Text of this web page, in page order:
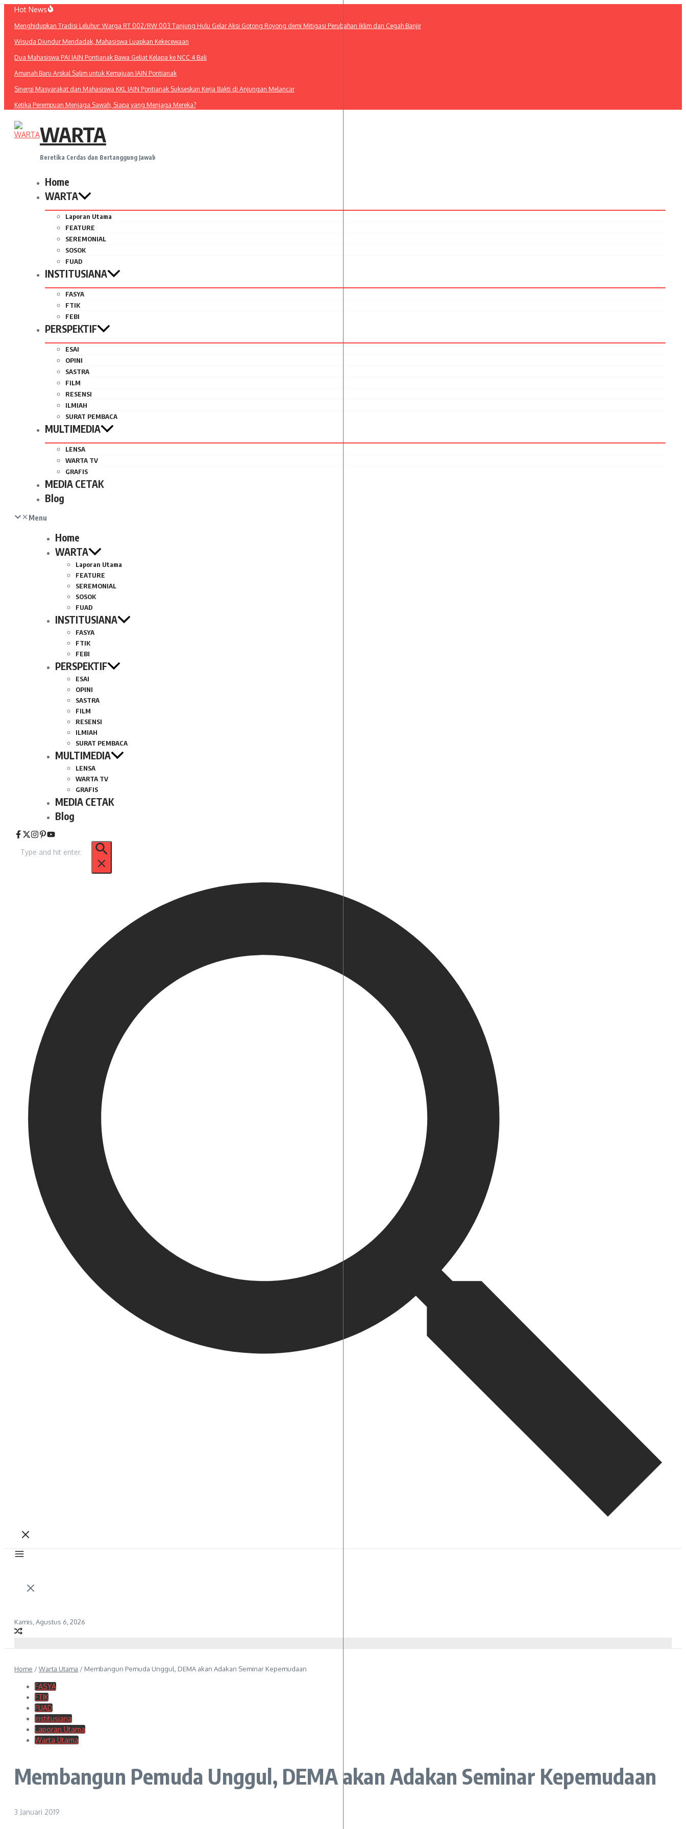
Lewati
konten
Hot News
Menghidupkan Tradisi Leluhur: Warga RT 002/RW 003 Tanjung Hulu Gelar Aksi Gotong Royong demi Mitigasi Perubahan Iklim dan Cegah Banjir
Wisuda Diundur Mendadak, Mahasiswa Luapkan Kekecewaan
Dua Mahasiswa PAI IAIN Pontianak Bawa Geliat Kelapa ke NCC 4 Bali
Amanah Baru Arskal Salim untuk Kemajuan IAIN Pontianak
Sinergi Masyarakat dan Mahasiswa KKL IAIN Pontianak Sukseskan Kerja Bakti di Anjungan Melancar
Ketika Perempuan Menjaga Sawah, Siapa yang Menjaga Mereka?
WARTA
Beretika Cerdas dan Bertanggung Jawab
Home
WARTA
Laporan Utama
FEATURE
SEREMONIAL
SOSOK
FUAD
INSTITUSIANA
FASYA
FTIK
FEBI
PERSPEKTIF
ESAI
OPINI
SASTRA
FILM
RESENSI
ILMIAH
SURAT PEMBACA
MULTIMEDIA
LENSA
WARTA TV
GRAFIS
MEDIA CETAK
Blog
Menu
Home
WARTA
Laporan Utama
FEATURE
SEREMONIAL
SOSOK
FUAD
INSTITUSIANA
FASYA
FTIK
FEBI
PERSPEKTIF
ESAI
OPINI
SASTRA
FILM
RESENSI
ILMIAH
SURAT PEMBACA
MULTIMEDIA
LENSA
WARTA TV
GRAFIS
MEDIA CETAK
Blog
untuk:
Kamis, Agustus 6, 2026
Home /Warta Utama / Membangun Pemuda Unggul, DEMA akan Adakan Seminar Kepemudaan
FASYA
FTIK
FUAD
Institusiana
Laporan Utama
Warta Utama
Membangun Pemuda Unggul, DEMA akan Adakan Seminar Kepemudaan
3 Januari 2019